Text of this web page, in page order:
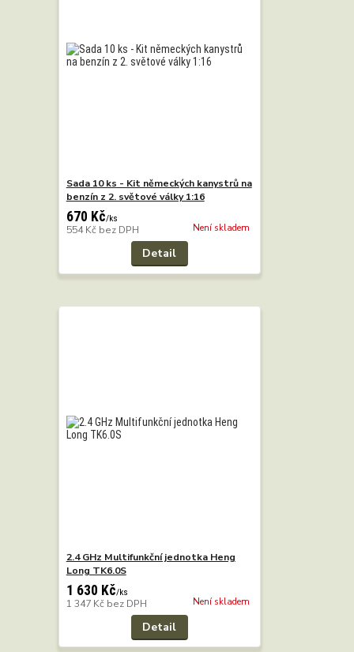
Sada 10 ks - Kit německých kanystrů na
benzín z 2. světové války 1:16
670 Kč/ks
554 Kč bez DPH Není skladem
Detail
2.4 GHz Multifunkční jednotka Heng
Long TK6.0S
1 630 Kč/ks
1 347 Kč bez DPH Není skladem
Detail